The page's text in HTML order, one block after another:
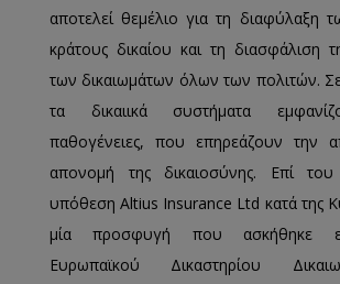
αποτελεί θεμέλιο για τη διαφύλαξη
κράτους δικαίου και τη διασφάλιση
των δικαιωμάτων όλων των πολιτών.
τα δικαιικά συστήματα
παθογένειες, που επηρεάζουν την
απονομή της δικαιοσύνης. Επί
υπόθεση Altius Insurance Ltd κατά της
μία προσφυγή που ασκήθηκε
Ευρωπαϊκού Δικαστηρίου